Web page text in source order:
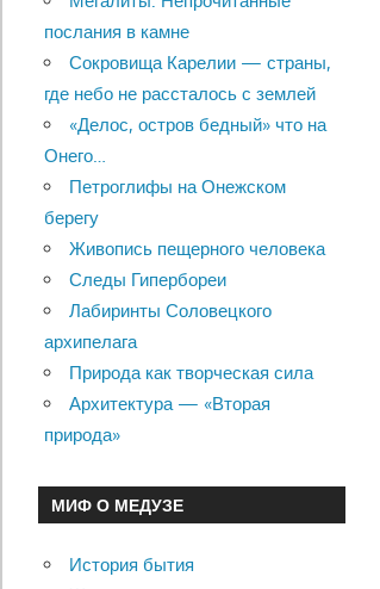
послания в камне
Сокровища Карелии — страны,
где небо не рассталось с землей
«Делос, остров бедный» что на
Онего…
Петроглифы на Онежском
берегу
Живопись пещерного человека
Следы Гипербореи
Лабиринты Соловецкого
архипелага
Природа как творческая сила
Архитектура — «Вторая
природа»
МИФ О МЕДУЗЕ
История бытия